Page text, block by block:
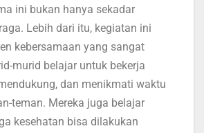
ini bukan hanya sekadar
Lebih dari itu, kegiatan ini
kebersamaan yang sangat
murid belajar untuk bekerja
dan menikmati waktu
teman. Mereka juga belajar
kesehatan bisa dilakukan